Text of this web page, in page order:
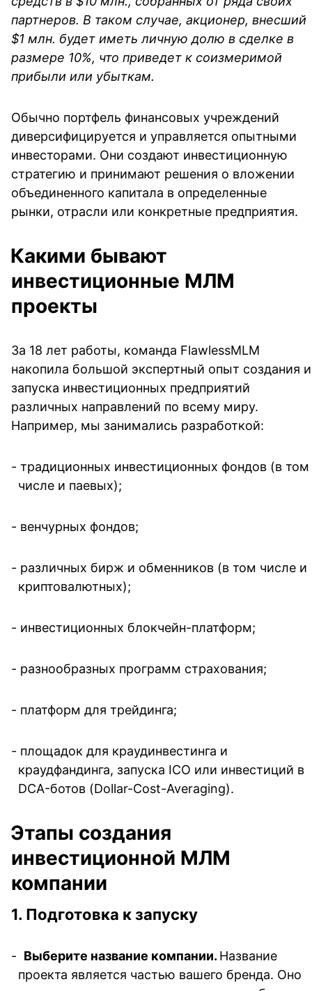
партнеров. В таком случае, акционер, внесший
$1 млн. будет иметь личную долю в сделке в
размере 10%, что приведет к соизмеримой
прибыли или убыткам.
Обычно портфель финансовых учреждений
диверсифицируется и управляется опытными
инвесторами. Они создают инвестиционную
стратегию и принимают решения о вложении
объединенного капитала в определенные
рынки, отрасли или конкретные предприятия.
Какими бывают
инвестиционные МЛМ
проекты
За 18 лет работы, команда FlawlessMLM
накопила большой экспертный опыт создания и
запуска инвестиционных предприятий
различных направлений по всему миру.
Например, мы занимались разработкой:
- традиционных инвестиционных фондов (в том
числе и паевых);
- венчурных фондов;
- различных бирж и обменников (в том числе и
криптовалютных);
- инвестиционных блокчейн-платформ;
- разнообразных программ страхования;
- платформ для трейдинга;
- площадок для краудинвестинга и
краудфандинга, запуска ICO или инвестиций в
DCA-ботов (Dollar-Cost-Averaging).
Этапы создания
инвестиционной МЛМ
компании
1. Подготовка к запуску
- Выберите название компании. Название
проекта является частью вашего бренда. Оно